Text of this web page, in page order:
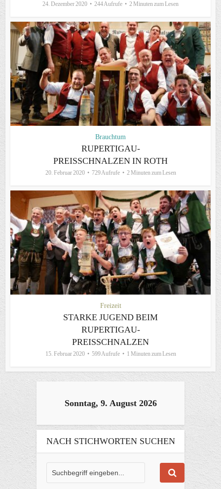
24. Dezember 2020 244 Aufrufe 2 Minuten zum Lesen
Brauchtum
RUPERTIGAU-
PREISSCHNALZEN IN ROTH
20. Februar 2020 729 Aufrufe 2 Minuten zum Lesen
Freizeit
STARKE JUGEND BEIM
RUPERTIGAU-
PREISSCHNALZEN
15. Februar 2020 599 Aufrufe 1 Minuten zum Lesen
Sonntag, 9. August 2026
NACH STICHWORTEN SUCHEN